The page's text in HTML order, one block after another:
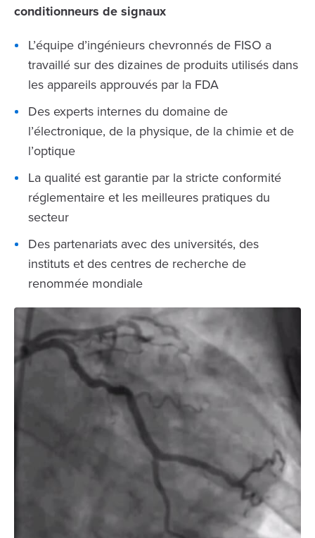
conditionneurs de signaux
L’équipe d’ingénieurs chevronnés de FISO a
travaillé sur des dizaines de produits utilisés dans
les appareils approuvés par la FDA
Des experts internes du domaine de
l’électronique, de la physique, de la chimie et de
l’optique
La qualité est garantie par la stricte conformité
réglementaire et les meilleures pratiques du
secteur
Des partenariats avec des universités, des
instituts et des centres de recherche de
renommée mondiale